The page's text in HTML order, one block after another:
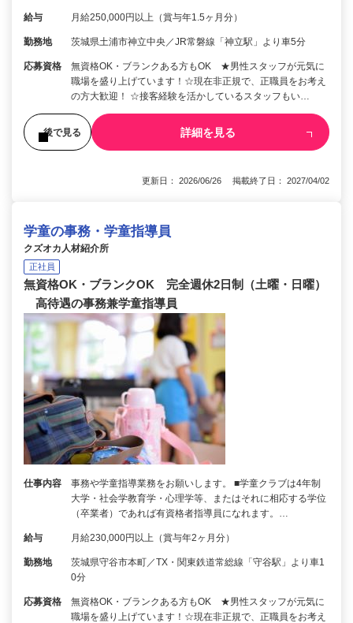
給与 月給250,000円以上（賞与年1.5ヶ月分）
勤務地 茨城県土浦市神立中央／JR常磐線「神立駅」より車5分
応募資格
無資格OK・ブランクある方もOK ★男性スタッフが元気に
職場を盛り上げています！☆現在非正規で、正職員をお考え
の方大歓迎！ ☆接客経験を活かしているスタッフもい…
後で見る 詳細を見る
更新日： 2026/06/26 掲載終了日： 2027/04/02
学童の事務・学童指導員
クズオカ人材紹介所
正社員
無資格OK・ブランクOK 完全週休2日制（土曜・日曜）
高待遇の事務兼学童指導員
仕事内容
事務や学童指導業務をお願いします。 ■学童クラブは4年制
大学・社会学教育学・心理学等、またはそれに相応する学位
（卒業者）であれば有資格者指導員になれます。…
給与 月給230,000円以上（賞与年2ヶ月分）
勤務地
茨城県守谷市本町／TX・関東鉄道常総線「守谷駅」より車1
0分
応募資格
無資格OK・ブランクある方もOK ★男性スタッフが元気に
職場を盛り上げています！☆現在非正規で、正職員をお考え